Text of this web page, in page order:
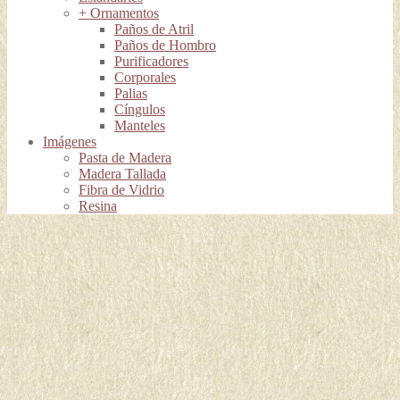
+ Ornamentos
Paños de Atril
Paños de Hombro
Purificadores
Corporales
Palias
Cíngulos
Manteles
Imágenes
Pasta de Madera
Madera Tallada
Fibra de Vidrio
Resina